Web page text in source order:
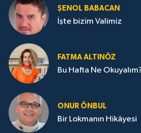
ŞENOL BABACAN
İşte bizim Valimiz
FATMA ALTINÖZ
Bu Hafta Ne
ONUR ÖNBUL
Bir Lokmanın Hikâyesi